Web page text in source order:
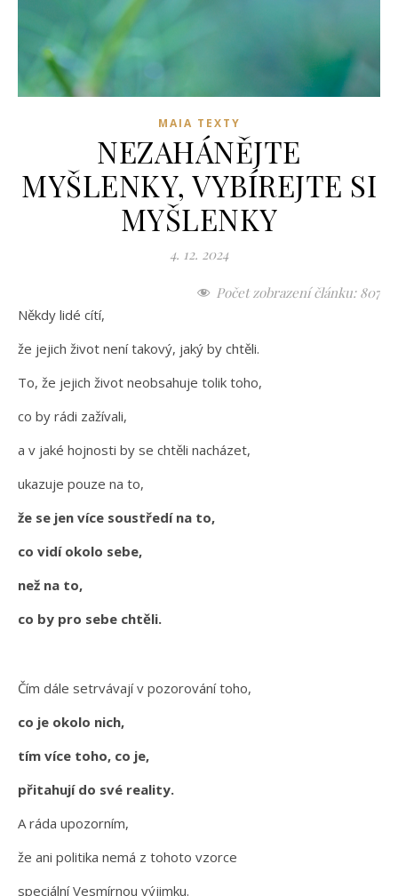
MAIA TEXTY
NEZAHÁNĚJTE
MYŠLENKY, VYBÍREJTE SI
MYŠLENKY
4. 12. 2024
Počet zobrazení článku: 807
Někdy lidé cítí,
že jejich život není takový, jaký by chtěli.
To, že jejich život neobsahuje tolik toho,
co by rádi zažívali,
a v jaké hojnosti by se chtěli nacházet,
ukazuje pouze na to,
že se jen více soustředí na to,
co vidí okolo sebe,
než na to,
co by pro sebe chtěli.
Čím dále setrvávají v pozorování toho,
co je okolo nich,
tím více toho, co je,
přitahují do své reality.
A ráda upozorním,
že ani politika nemá z tohoto vzorce
speciální Vesmírnou výjimku.